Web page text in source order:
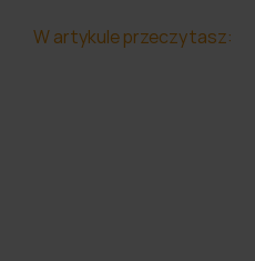
W artykule przeczytasz: